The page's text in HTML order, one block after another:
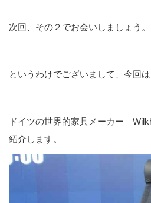
次回、その２でお会いしましょう。
というわけでございまして、今回
ドイツの世界的家具メーカー
紹介します。